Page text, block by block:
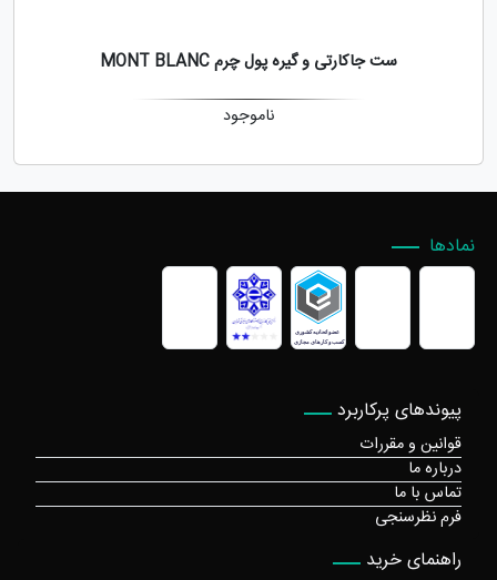
ست جاکارتی و گیره پول چرم MONT BLANC
ناموجود
پیوندهای پرکاربرد
قوانین و مقررات
درباره ما
تماس با ما
فرم نظرسنجی
راهنمای خرید
نمادها